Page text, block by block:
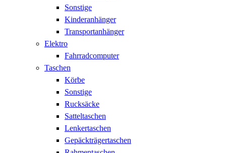
Sonstige
Kinderanhänger
Transportanhänger
Elektro
Fahrradcomputer
Taschen
Körbe
Sonstige
Rucksäcke
Satteltaschen
Lenkertaschen
Gepäckträgertaschen